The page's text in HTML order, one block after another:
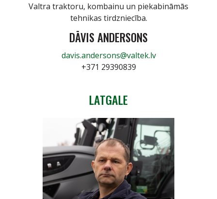
Valtra traktoru, kombainu un piekabināmās
tehnikas tirdzniecība.
DĀVIS ANDERSONS
davis.andersons@valtek.lv
+371 29390839
LATGALE